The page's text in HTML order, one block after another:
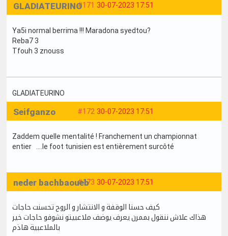
#171 30-07-2023 17:51
GLADIATEURINO
Ya5i normal berrima !!! Maradona syedtou?
Reba7 3
Tfouh 3 znouss
GLADIATEURINO
#172 30-07-2023 17:51
Seifganzo
Zaddem quelle mentalité ! Franchement un championnat
entier ....le foot tunisien est entièrement surcôté
#173 30-07-2023 17:51
neder bachbaoueb
كيف حسنا الوقفة و الانتشار و الروح تحسنت حاجات
هذاك علاش ننقول بممرن يعرف يوضف ملاعبيتو نشوفو حاجات خير
بالملاعبية هاذم